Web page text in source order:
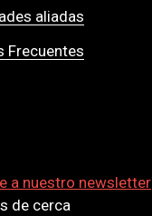
aliadas
Frecuentes
a nuestro newsletter
de cerca